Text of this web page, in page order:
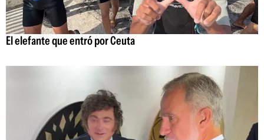
El elefante que entró por Ceuta